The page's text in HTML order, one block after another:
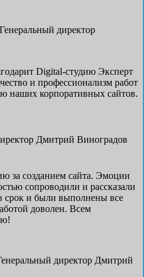
Генеральный директор
Digital-студию Эксперт
и профессионализм работ
наших корпоративных сайтов.
Дмитрий Виноградов
за созданием сайта. Эмоции
сопроводили и рассказали
срок и были выполнены все
доволен. Всем
директор Дмитрий